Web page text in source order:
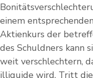
einem
Aktienkurs der
des Schuldners kann
weit verschlechtern,
illiquide wird. Tritt